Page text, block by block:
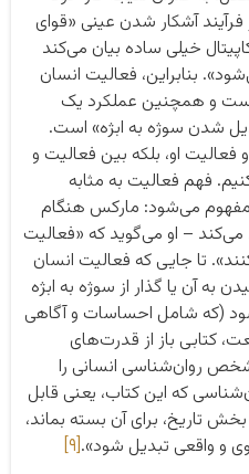
فرآیند آشکار شدن عینی «قوای
خیلی ساده بیان می‌کند
بنابراین، فعالیت انسان
و همچنین عملکرد یک
شدن سوژه به ابژه» است.
فعالیت او، بلکه بین فعالیت و
فهم فعالیت به مثابه
می‌شود: مارکس هنگام
می‌کند – او می‌گوید که «فعالیت
تا جایی که فعالیت انسان
به آن یا گذار از سوژه به ابژه
(که شامل احساسات و آگاهی
کتابی باز از قدرت‌های
روان‌شناسی انسانی را
که این کتاب، یعنی قابل
تاریخ، برای آن بسته بماند،
و واقعی تبدیل شود».[۹]